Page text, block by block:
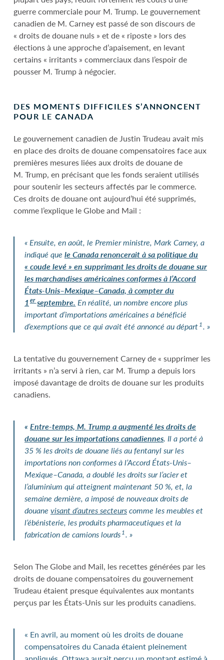
guerre commerciale pour M. Trump. Le gouvernement
canadien de M. Carney est passé de son discours de
« droits de douane nuls » et de « riposte » lors des
élections à une approche d’apaisement, en levant
certains « irritants » commerciaux dans l’espoir de
pousser M. Trump à négocier.
DES MOMENTS DIFFICILES S’ANNONCENT
POUR LE CANADA
Le gouvernement canadien de Justin Trudeau avait mis
en place des droits de douane compensatoires face aux
premières mesures liées aux droits de douane de
M. Trump, en précisant que les fonds seraient utilisés
pour soutenir les secteurs affectés par le commerce.
Ces droits de douane ont aujourd’hui été supprimés,
comme l’explique le Globe and Mail :
« Ensuite, en août, le Premier ministre, Mark Carney, a
indiqué que le Canada renoncerait à sa politique du
« coude levé » en supprimant les droits de douane sur
les marchandises américaines conformes à l’Accord
États-Unis–Mexique–Canada, à compter du
1er septembre. En réalité, un nombre encore plus
important d’importations américaines a bénéficié
d’exemptions que ce qui avait été annoncé au départ1. »
La tentative du gouvernement Carney de « supprimer les
irritants » n’a servi à rien, car M. Trump a depuis lors
imposé davantage de droits de douane sur les produits
canadiens.
« Entre-temps, M. Trump a augmenté les droits de
douane sur les importations canadiennes. Il a porté à
35 % les droits de douane liés au fentanyl sur les
importations non conformes à l’Accord États-Unis–
Mexique–Canada, a doublé les droits sur l’acier et
l’aluminium qui atteignent maintenant 50 %, et, la
semaine dernière, a imposé de nouveaux droits de
douane visant d’autres secteurscomme les meubles et
l’ébénisterie, les produits pharmaceutiques et la
fabrication de camions lourds1. »
Selon The Globe and Mail, les recettes générées par les
droits de douane compensatoires du gouvernement
Trudeau étaient presque équivalentes aux montants
perçus par les États-Unis sur les produits canadiens.
« En avril, au moment où les droits de douane
compensatoires du Canada étaient pleinement